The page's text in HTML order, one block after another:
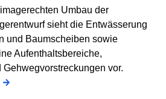
Umbau der
sieht die Entwässerung
und Baumscheiben sowie
Aufenthaltsbereiche,
vor.